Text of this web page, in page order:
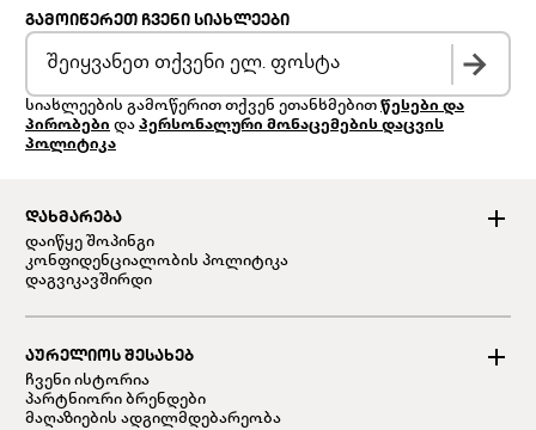
ᲓᲐᲮᲛᲐᲠᲔᲑᲐ
დაიწყე შოპინგი
კონფიდენციალობის პოლიტიკა
დაგვიკავშირდი
ᲐᲣᲠᲔᲚᲘᲝᲡ ᲨᲔᲡᲐᲮᲔᲑ
ჩვენი ისტორია
პარტნიორი ბრენდები
მაღაზიების ადგილმდებარეობა
ᲒᲐᲛᲝᲘᲬᲔᲠᲔᲗ ᲩᲕᲔᲜᲘ ᲡᲘᲐᲮᲚᲔᲔᲑᲘ
სიახლეების გამოწერით თქვენ ეთანხმებით წესები და
პირობები და პერსონალური მონაცემების დაცვის
პოლიტიკა